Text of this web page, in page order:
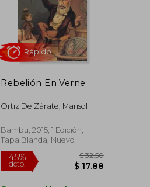
Rebelión En Verne
Ortiz De Zárate, Marisol
Bambu, 2015, 1 Edición,
Tapa Blanda, Nuevo
Rápido